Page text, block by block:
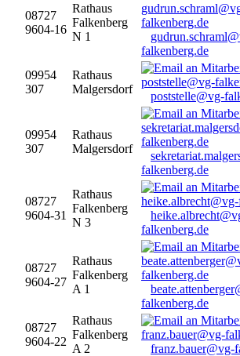
08727
9604-16
Rathaus
Falkenberg
N 1
falkenberg.de
09954
307
Rathaus
Malgersdorf
poststelle@vg-
09954
307
Rathaus
Malgersdorf
falkenberg.de
08727
9604-31
Rathaus
Falkenberg
N 3
falkenberg.de
08727
9604-27
Rathaus
Falkenberg
A 1
falkenberg.de
08727
9604-22
Rathaus
Falkenberg
A 2
franz.bauer@vg-